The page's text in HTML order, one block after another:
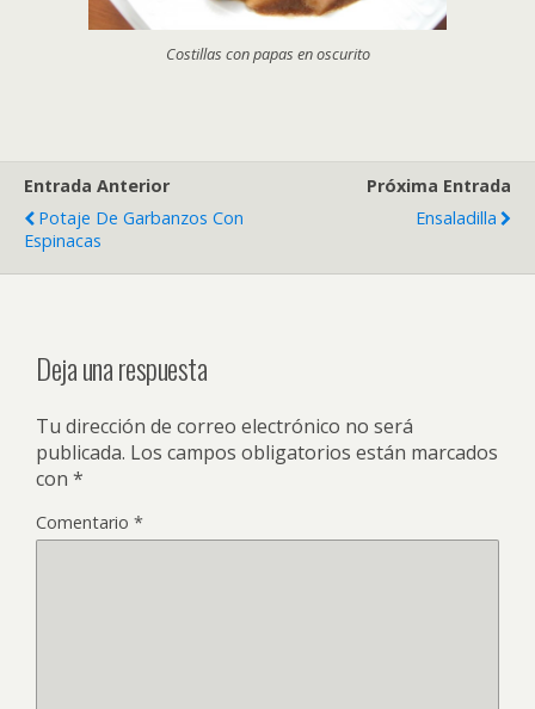
Costillas con papas en oscurito
Entrada Anterior
Potaje De Garbanzos Con
Espinacas
Próxima Entrada
Ensaladilla
Deja una respuesta
Tu dirección de correo electrónico no será
publicada. Los campos obligatorios están marcados
con *
Comentario *